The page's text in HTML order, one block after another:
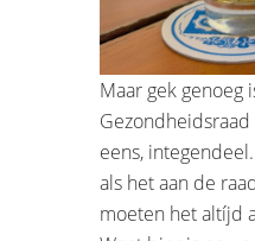
Maar gek genoeg
eens,
als het aan de
moeten het altíjd